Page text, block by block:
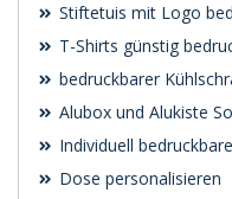
Stiftetuis mit Logo
T-Shirts günstig
bedruckbarer
Alubox und Alukiste
Individuell
Dose personalisieren